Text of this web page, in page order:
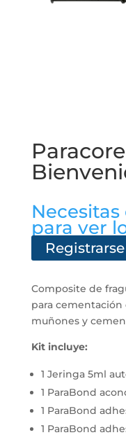
para ver
Registrarse
Composite de
para
muñones y
Kit incluye:
1 Jeringa 5ml
1 ParaBond
1 ParaBond
1 ParaBond